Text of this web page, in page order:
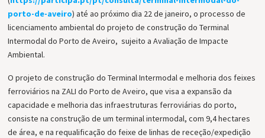
porto-de-aveiro) até ao próximo dia 22 de janeiro, o processo de
licenciamento ambiental do projeto de construção do Terminal
Intermodal do Porto de Aveiro, sujeito a Avaliação de Impacte
Ambiental.
O projeto de construção do Terminal Intermodal e melhoria dos feixes
ferroviários na ZALI do Porto de Aveiro, que visa a expansão da
capacidade e melhoria das infraestruturas ferroviárias do porto,
consiste na construção de um terminal intermodal, com 9,4 hectares
de área, e na requalificação do feixe de linhas de receção/expedição